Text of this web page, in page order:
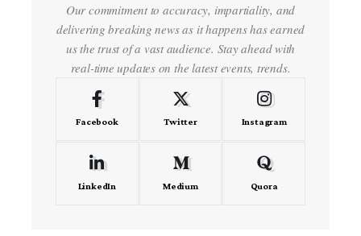
Our commitment to accuracy, impartiality, and
delivering breaking news as it happens has earned
us the trust of a vast audience. Stay ahead with
real-time updates on the latest events, trends.
Facebook Twitter Instagram
LinkedIn Medium Quora